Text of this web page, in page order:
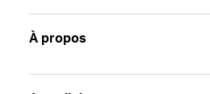
À propos